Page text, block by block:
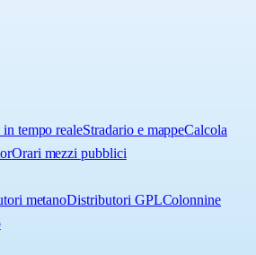
tempo realeStradario e mappeCalcola
Orari mezzi pubblici
metanoDistributori GPLColonnine